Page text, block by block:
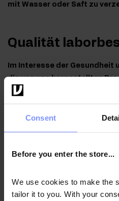
Consent
Before you enter the store...
We use cookies to make the
tailor it to you. With your
mit Wasser oder Saft zu
Qualität
Im Interesse der Gesundheit
die von uns hergestellten
Untersuchungen in einem
Labor, um höchste Qualität
aufrechtzuerhalten.
OstroVit BCAA 8-1-1 -
schwermetallgehalts